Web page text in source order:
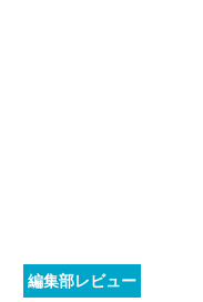
編集部レビュー